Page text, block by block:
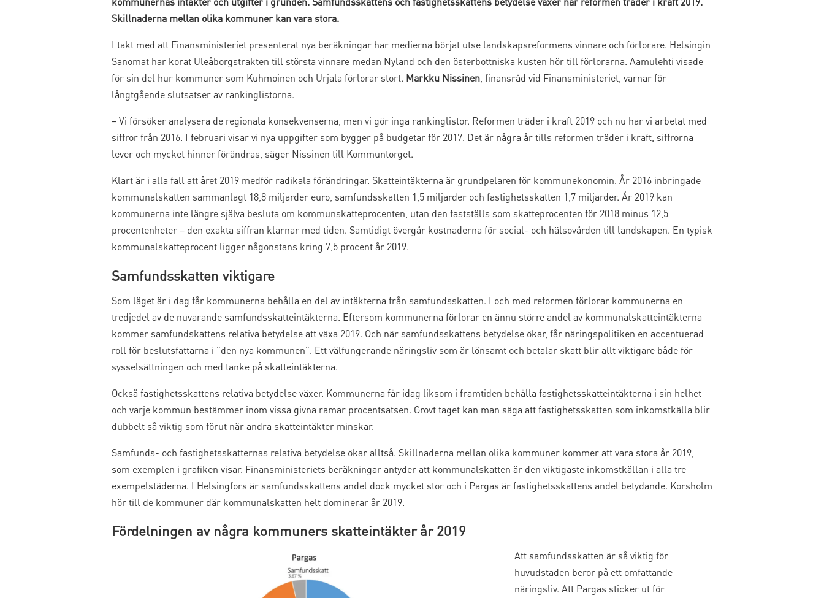
Skillnaderna mellan olika kommuner kan vara stora.
I takt med att Finansministeriet presenterat nya beräkningar har medierna börjat utse landskapsreformens vinnare och förlorare. Helsingin
Sanomat har korat Uleåborgstrakten till största vinnare medan Nyland och den österbottniska kusten hör till förlorarna. Aamulehti visade
för sin del hur kommuner som Kuhmoinen och Urjala förlorar stort. Markku Nissinen, finansråd vid Finansministeriet, varnar för
långtgående slutsatser av rankinglistorna.
– Vi försöker analysera de regionala konsekvenserna, men vi gör inga rankinglistor. Reformen träder i kraft 2019 och nu har vi arbetat med
siffror från 2016. I februari visar vi nya uppgifter som bygger på budgetar för 2017. Det är några år tills reformen träder i kraft, siffrorna
lever och mycket hinner förändras, säger Nissinen till Kommuntorget.
Klart är i alla fall att året 2019 medför radikala förändringar. Skatteintäkterna är grundpelaren för kommunekonomin. År 2016 inbringade
kommunalskatten sammanlagt 18,8 miljarder euro, samfundsskatten 1,5 miljarder och fastighetsskatten 1,7 miljarder. År 2019 kan
kommunerna inte längre själva besluta om kommunskatteprocenten, utan den fastställs som skatteprocenten för 2018 minus 12,5
procentenheter – den exakta siffran klarnar med tiden. Samtidigt övergår kostnaderna för social- och hälsovården till landskapen. En typisk
kommunalskatteprocent ligger någonstans kring 7,5 procent år 2019.
Samfundsskatten viktigare
Som läget är i dag får kommunerna behålla en del av intäkterna från samfundsskatten. I och med reformen förlorar kommunerna en
tredjedel av de nuvarande samfundsskatteintäkterna. Eftersom kommunerna förlorar en ännu större andel av kommunalskatteintäkterna
kommer samfundskattens relativa betydelse att växa 2019. Och när samfundsskattens betydelse ökar, får näringspolitiken en accentuerad
roll för beslutsfattarna i ”den nya kommunen”. Ett välfungerande näringsliv som är lönsamt och betalar skatt blir allt viktigare både för
sysselsättningen och med tanke på skatteintäkterna.
Också fastighetsskattens relativa betydelse växer. Kommunerna får idag liksom i framtiden behålla fastighetsskatteintäkterna i sin helhet
och varje kommun bestämmer inom vissa givna ramar procentsatsen. Grovt taget kan man säga att fastighetsskatten som inkomstkälla blir
dubbelt så viktig som förut när andra skatteintäkter minskar.
Samfunds- och fastighetsskatternas relativa betydelse ökar alltså. Skillnaderna mellan olika kommuner kommer att vara stora år 2019,
som exemplen i grafiken visar. Finansministeriets beräkningar antyder att kommunalskatten är den viktigaste inkomstkällan i alla tre
exempelstäderna. I Helsingfors är samfundsskattens andel dock mycket stor och i Pargas är fastighetsskattens andel betydande. Korsholm
hör till de kommuner där kommunalskatten helt dominerar år 2019.
Fördelningen av några kommuners skatteintäkter år 2019
Att samfundsskatten är så viktig för
huvudstaden beror på ett omfattande
näringsliv. Att Pargas sticker ut för